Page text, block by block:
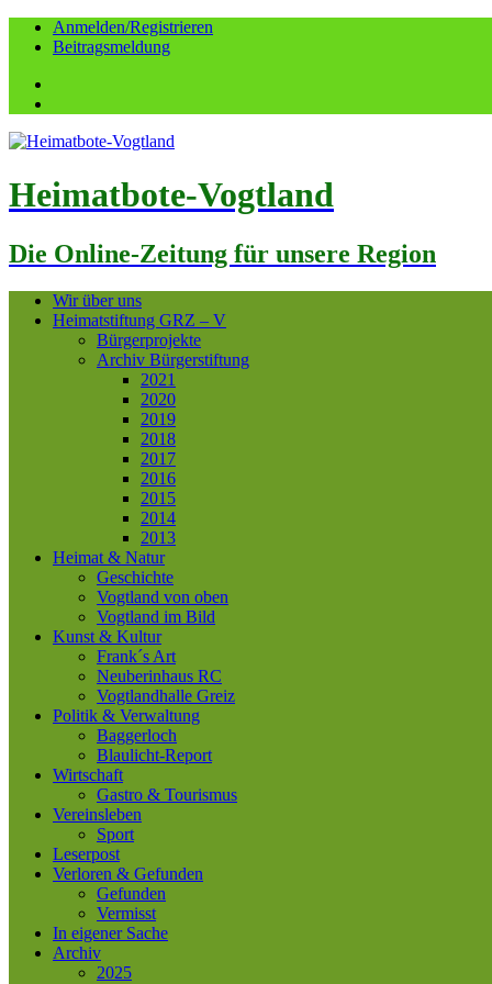
Anmelden/Registrieren
Beitragsmeldung
Heimatbote-Vogtland
Die Online-Zeitung für unsere Region
Wir über uns
Heimatstiftung GRZ – V
Bürgerprojekte
Archiv Bürgerstiftung
2021
2020
2019
2018
2017
2016
2015
2014
2013
Heimat & Natur
Geschichte
Vogtland von oben
Vogtland im Bild
Kunst & Kultur
Frank´s Art
Neuberinhaus RC
Vogtlandhalle Greiz
Politik & Verwaltung
Baggerloch
Blaulicht-Report
Wirtschaft
Gastro & Tourismus
Vereinsleben
Sport
Leserpost
Verloren & Gefunden
Gefunden
Vermisst
In eigener Sache
Archiv
2025